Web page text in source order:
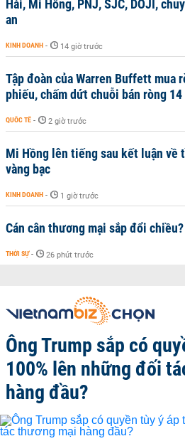
Hải, Mi Hồng, PNJ, SJC, DOJI,
an
KINH DOANH - 14 giờ trước
Tập đoàn của Warren Buffett mua
phiếu, chấm dứt chuỗi bán ròng 14
QUỐC TẾ - 2 giờ trước
Mi Hồng lên tiếng sau kết luận về
vàng bạc
KINH DOANH - 1 giờ trước
Cán cân thương mại sắp đổi chiều?
THỜI SỰ - 26 phút trước
Ông Trump sắp có
100% lên những đối
hàng đầu?